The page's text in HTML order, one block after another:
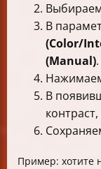
В
(Color/
(Manual).
В
Пример: хотите